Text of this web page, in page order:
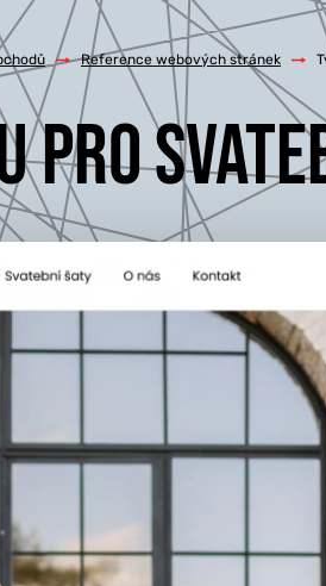
/ Reference webových stránek /
PRO